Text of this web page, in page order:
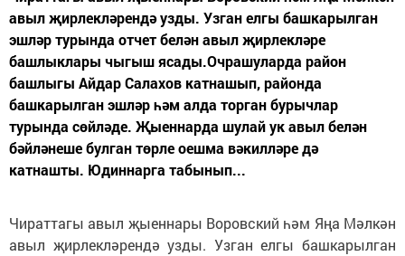
авыл җирлекләрендә узды. Узган елгы башкарылган
эшләр турында отчет белән авыл җирлекләре
башлыклары чыгыш ясады.Очрашуларда район
башлыгы Айдар Салахов катнашып, районда
башкарылган эшләр һәм алда торган бурычлар
турында сөйләде. Җыеннарда шулай ук авыл белән
бәйләнеше булган төрле оешма вәкилләре дә
катнашты. Юдиннарга табынып...
Чираттагы авыл җыеннары Воровский һәм Яңа Мәлкән
авыл җирлекләрендә узды. Узган елгы башкарылган